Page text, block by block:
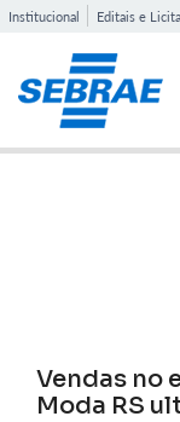
Institucional Editais e
Vendas no
Moda RS